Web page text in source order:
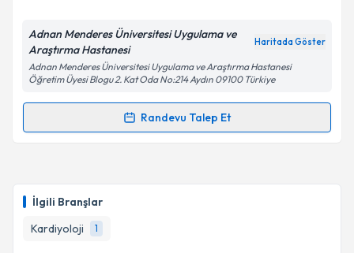
İlgili Branşlar
Kardiyoloji
1
Adnan Menderes Üniversitesi Uygulama ve
Araştırma Hastanesi
Haritada Göster
Adnan Menderes Üniversitesi Uygulama ve Araştırma Hastanesi
Öğretim Üyesi Blogu 2. Kat Oda No:214 Aydın 09100 Türkiye
Randevu Talep Et
Randevu Takvimi Talebi
takvim hazırlandığında e-posta ile bilgilendireceğiz.
E-posta Adresiniz